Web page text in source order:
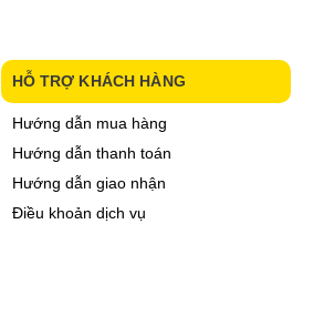
HỖ TRỢ KHÁCH HÀNG
Hướng dẫn mua hàng
Hướng dẫn thanh toán
Hướng dẫn giao nhận
Điều khoản dịch vụ